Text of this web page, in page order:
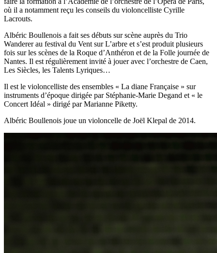
où il a notamment reçu les conseils du violoncelliste Cyrille
Lacrouts.
Albéric Boullenois a fait ses débuts sur scène auprès du Trio
Wanderer au festival du Vent sur L’arbre et s’est produit plusieurs
fois sur les scènes de la Roque d’Anthéron et de la Folle journée de
Nantes. Il est régulièrement invité à jouer avec l’orchestre de Caen,
Les Siècles, les Talents Lyriques…
Il est le violoncelliste des ensembles « La diane Française » sur
instruments d’époque dirigée par Stéphanie-Marie Degand et « le
Concert Idéal » dirigé par Marianne Piketty.
Albéric Boullenois joue un violoncelle de Joël Klepal de 2014.